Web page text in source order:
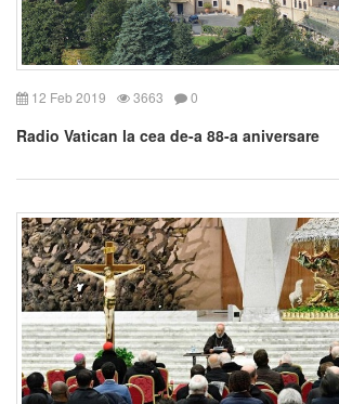
12 Feb 2019 3663 0
Radio Vatican la cea de-a 88-a aniversare